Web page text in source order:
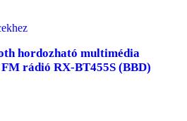
hordozható multimédia
rádió RX-BT455S (BBD)